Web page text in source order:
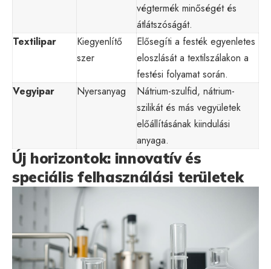
végtermék minőségét és
átlátszóságát.
Textilipar
Kiegyenlítő
szer
Elősegíti a festék egyenletes
eloszlását a textilszálakon a
festési folyamat során.
Vegyipar
Nyersanyag
Nátrium-szulfid, nátrium-
szilikát és más vegyületek
előállításának kiindulási
anyaga.
Új horizontok: innovatív és
speciális felhasználási területek